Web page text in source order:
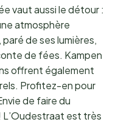
vaut aussi le détour :
atmosphère
de ses lumières,
de fées. Kampen
offrent également
Profitez-en pour
de faire du
L’Oudestraat est très